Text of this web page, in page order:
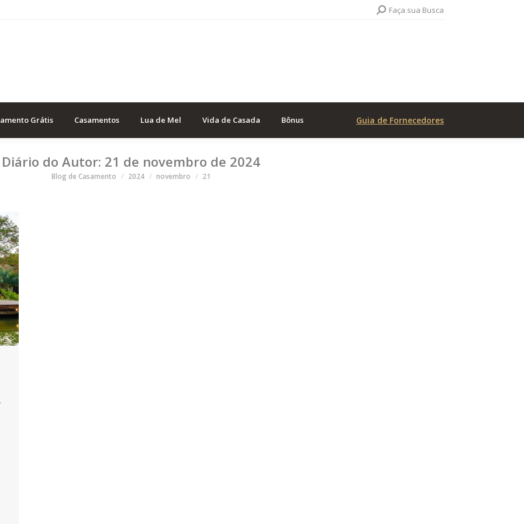
Search:Faça sua Busca
Grátis Casamentos Lua de Mel Vida de Casada Bônus Guia de Fornecedores
Diário do Autor: 21 de novembro de 2024
Você está aqui
Blog de Casamento 2024 novembro 21